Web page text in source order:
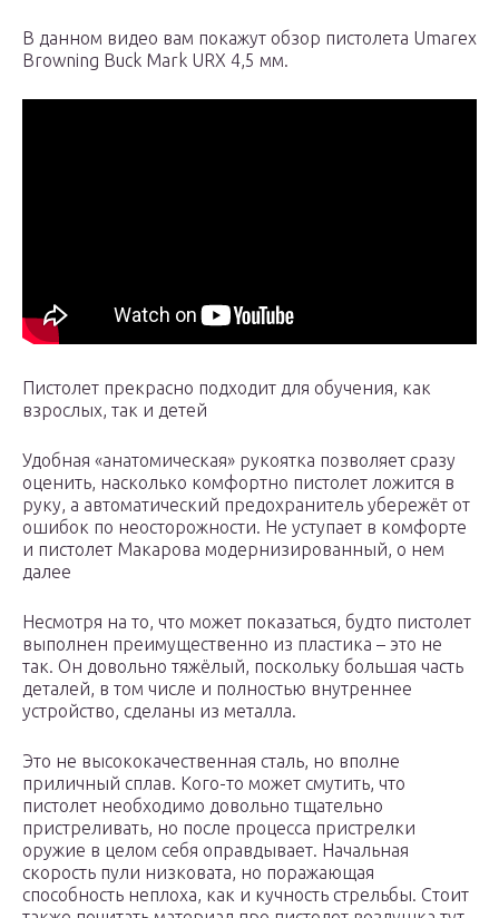
В данном видео вам покажут обзор пистолета Umarex
Browning Buck Mark URX 4,5 мм.
Пистолет прекрасно подходит для обучения, как
взрослых, так и детей
Удобная «анатомическая» рукоятка позволяет сразу
оценить, насколько комфортно пистолет ложится в
руку, а автоматический предохранитель убережёт от
ошибок по неосторожности. Не уступает в комфорте
и пистолет Макарова модернизированный, о нем
далее
Несмотря на то, что может показаться, будто пистолет
выполнен преимущественно из пластика – это не
так. Он довольно тяжёлый, поскольку большая часть
деталей, в том числе и полностью внутреннее
устройство, сделаны из металла.
Это не высококачественная сталь, но вполне
приличный сплав. Кого-то может смутить, что
пистолет необходимо довольно тщательно
пристреливать, но после процесса пристрелки
оружие в целом себя оправдывает. Начальная
скорость пули низковата, но поражающая
способность неплоха, как и кучность стрельбы. Стоит